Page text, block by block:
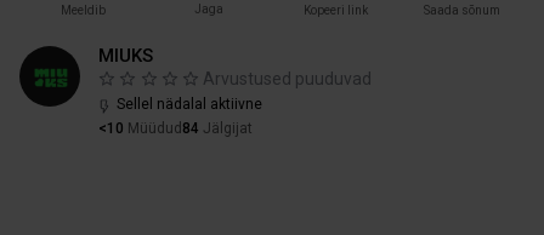
Meeldib Jaga Kopeeri link Saada sõnum
MIUKS
Arvustused puuduvad
Sellel nädalal aktiivne
<10 Müüdud 84 Jälgijat